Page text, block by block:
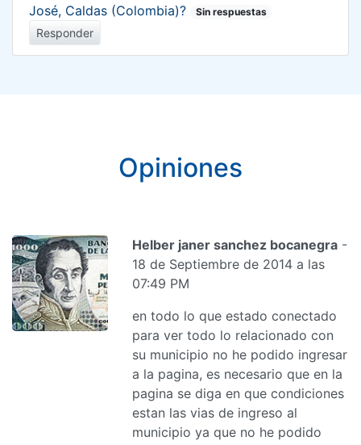
José, Caldas (Colombia)?
Sin respuestas
Responder
Opiniones
Helber janer sanchez bocanegra -
18 de Septiembre de 2014 a las
07:49 PM
en todo lo que estado conectado
para ver todo lo relacionado con
su municipio no he podido ingresar
a la pagina, es necesario que en la
pagina se diga en que condiciones
estan las vias de ingreso al
municipio ya que no he podido